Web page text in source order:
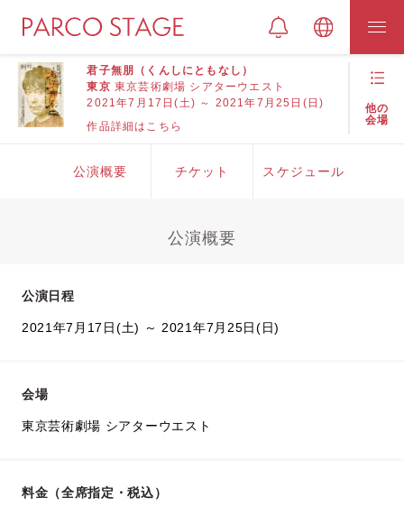
君子無朋（くんしにともなし）
東京 東京芸術劇場 シアターウエスト
2021年7月17日(土) ～ 2021年7月25日(日)
作品詳細はこちら
他の
会場
公演概要 チケット スケジュール
公演概要
公演日程
2021年7月17日(土) ～ 2021年7月25日(日)
会場
東京芸術劇場 シアターウエスト
料金（全席指定・税込）